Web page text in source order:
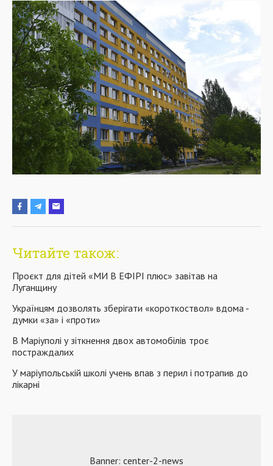
Читайте також:
Проєкт для дітей «МИ В ЕФІРІ плюс» завітав на
Луганщину
Українцям дозволять зберігати «короткоствол» вдома -
думки «за» і «проти»
В Маріуполі у зіткнення двох автомобілів троє
постраждалих
У маріупольській школі учень впав з перил і потрапив до
лікарні